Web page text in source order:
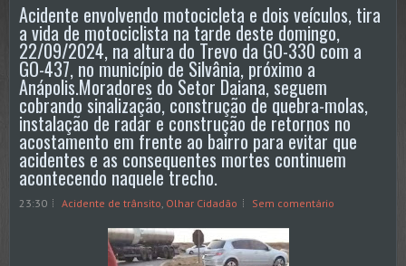
Acidente envolvendo motocicleta e dois veículos, tira
a vida de motociclista na tarde deste domingo,
22/09/2024, na altura do Trevo da GO-330 com a
GO-437, no município de Silvânia, próximo a
Anápolis.Moradores do Setor Daiana, seguem
cobrando sinalização, construção de quebra-molas,
instalação de radar e construção de retornos no
acostamento em frente ao bairro para evitar que
acidentes e as consequentes mortes continuem
acontecendo naquele trecho.
23:30 Acidente de trânsito, Olhar Cidadão Sem comentário